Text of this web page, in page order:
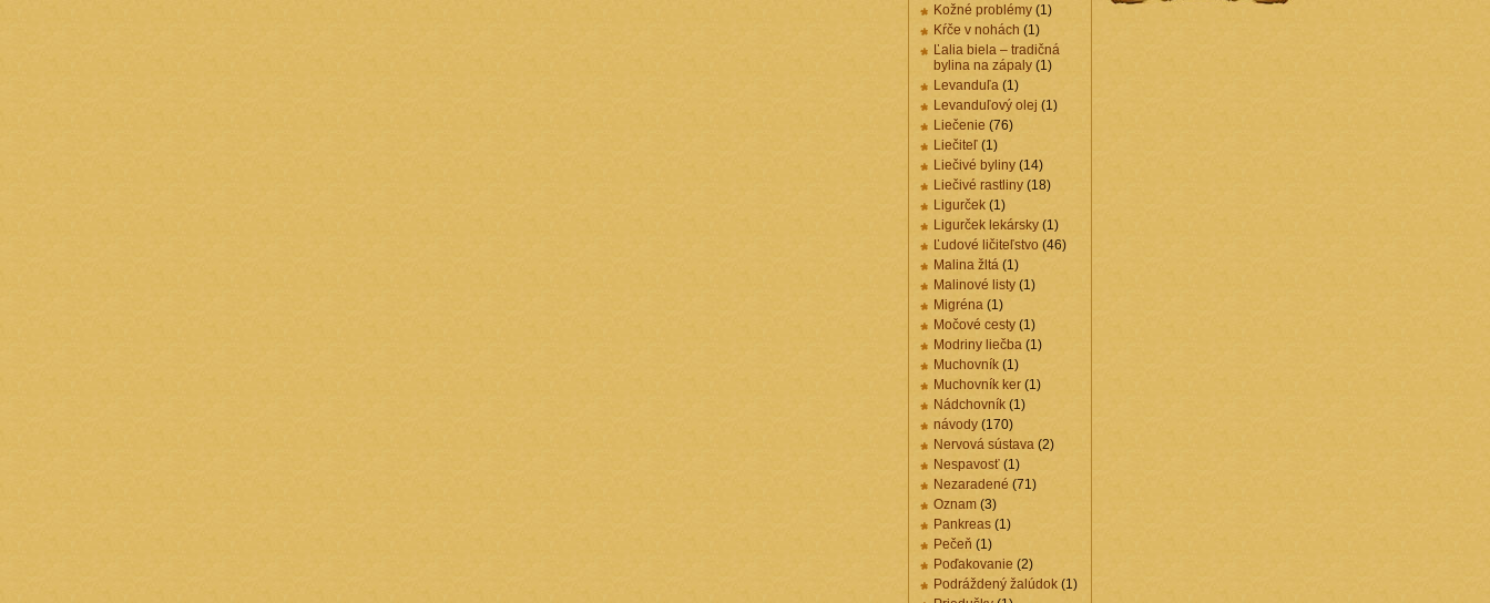
Kožné problémy (1)
Kŕče v nohách (1)
Ľalia biela – tradičná
bylina na zápaly (1)
Levanduľa (1)
Levanduľový olej (1)
Liečenie (76)
Liečiteľ (1)
Liečivé byliny (14)
Liečivé rastliny (18)
Ligurček (1)
Ligurček lekársky (1)
Ľudové ličiteľstvo (46)
Malina žltá (1)
Malinové listy (1)
Migréna (1)
Močové cesty (1)
Modriny liečba (1)
Muchovník (1)
Muchovník ker (1)
Nádchovník (1)
návody (170)
Nervová sústava (2)
Nespavosť (1)
Nezaradené (71)
Oznam (3)
Pankreas (1)
Pečeň (1)
Poďakovanie (2)
Podráždený žalúdok (1)